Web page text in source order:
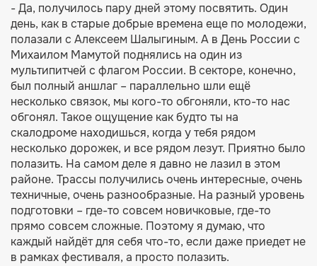
- Да, получилось пару дней этому посвятить. Один
день, как в старые добрые времена еще по молодежи,
полазали с Алексеем Шалыгиным. А в День России с
Михаилом Мамутой поднялись на один из
мультипитчей с флагом России. В секторе, конечно,
был полный аншлаг – параллельно шли ещё
несколько связок, мы кого-то обгоняли, кто-то нас
обгонял. Такое ощущение как будто ты на
скалодроме находишься, когда у тебя рядом
несколько дорожек, и все рядом лезут. Приятно было
полазить. На самом деле я давно не лазил в этом
районе. Трассы получились очень интересные, очень
техничные, очень разнообразные. На разный уровень
подготовки – где-то совсем новичковые, где-то
прямо совсем сложные. Поэтому я думаю, что
каждый найдёт для себя что-то, если даже приедет не
в рамках фестиваля, а просто полазить.